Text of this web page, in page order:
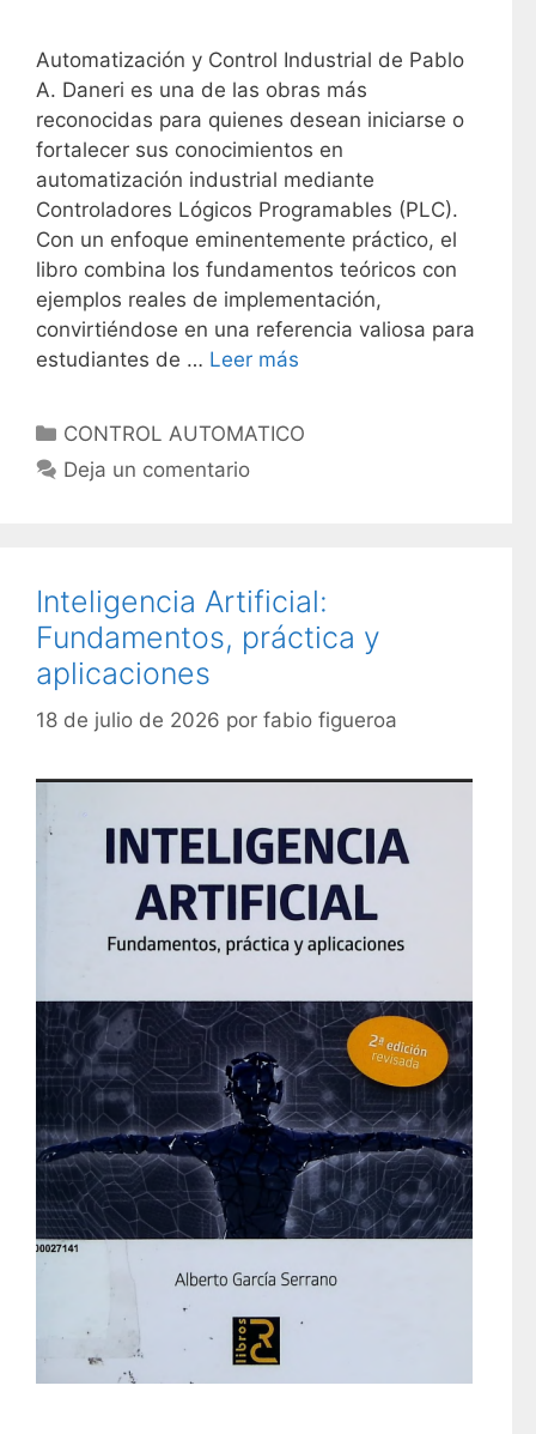
Automatización y Control Industrial de Pablo
A. Daneri es una de las obras más
reconocidas para quienes desean iniciarse o
fortalecer sus conocimientos en
automatización industrial mediante
Controladores Lógicos Programables (PLC).
Con un enfoque eminentemente práctico, el
libro combina los fundamentos teóricos con
ejemplos reales de implementación,
convirtiéndose en una referencia valiosa para
estudiantes de … Leer más
C
a
r
í
a
CONTROL AUTOMATICO
Deja un comentario
Inteligencia Artificial:
Fundamentos, práctica y
aplicaciones
18 de julio de 2026 por fabio figueroa